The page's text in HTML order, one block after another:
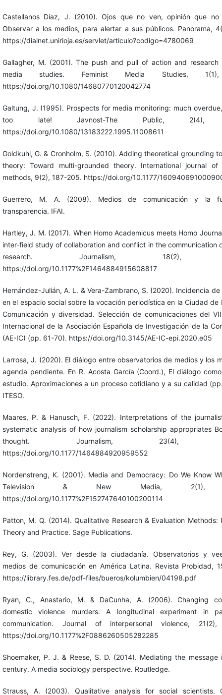
Castellanos Díaz, J. (2010). Ojos que no ven, opinión que no
Observar a los medios, para alertar a sus públicos. Panorama,
https://dialnet.unirioja.es/servlet/articulo?codigo=4780069
Gallagher, M. (2001). The push and pull of action and research
media studies. Feminist Media Studies,
https://doi.org/10.1080/14680770120042774
Galtung, J. (1995). Prospects for media monitoring: much
too late! Javnost-The Public, 2(4),
https://doi.org/10.1080/13183222.1995.11008611
Goldkuhl, G. & Cronholm, S. (2010). Adding theoretical grounding
theory: Toward multi-grounded theory. International journal of
methods, 9(2), 187-205. https://doi.org/10.1177/
Guerrero, M. A. (2008). Medios de comunicación y la
transparencia. IFAI.
Hartley, J. M. (2017). When Homo Academicus meets Homo
inter-field study of collaboration and conflict in the communication
research. Journalism, 18(2),
https://doi.org/10.1177%2F1464884915608817
Hernández-Julián, A. L. & Vera-Zambrano, S. (2020). Incidencia de
en el espacio social sobre la vocación periodística en la Ciudad de
Comunicación y diversidad. Selección de comunicaciones del
Internacional de la Asociación Española de Investigación de la
(AE-IC) (pp. 61-70). https://doi.org/10.3145/AE-IC-epi.2020.e05
Larrosa, J. (2020). El diálogo entre observatorios de medios y los
agenda pendiente. En R. Acosta García (Coord.), El diálogo
estudio. Aproximaciones a un proceso cotidiano y a su calidad
ITESO.
Maares, P. & Hanusch, F. (2022). Interpretations of the
systematic analysis of how journalism scholarship appropriates
thought. Journalism, 23(4),
https://doi.org/10.1177/1464884920959552
Nordenstreng, K. (2001). Media and Democracy: Do We Know
Television & New Media, 2(1),
https://doi.org/10.1177%2F152747640100200114
Patton, M. Q. (2014). Qualitative Research & Evaluation Methods:
Theory and Practice. Sage Publications.
Rey, G. (2003). Ver desde la ciudadanía. Observatorios y
medios de comunicación en América Latina. Revista Probidad,
https://library.fes.de/pdf-files/bueros/kolumbien/04198.pdf
Ryan, C., Anastario, M. & DaCunha, A. (2006). Changing
domestic violence murders: A longitudinal experiment in
communication. Journal of interpersonal violence, 21(2),
https://doi.org/10.1177%2F0886260505282285
Shoemaker, P. J. & Reese, S. D. (2014). Mediating the message
century. A media sociology perspective. Routledge.
Strauss, A. (2003). Qualitative analysis for social scientists.